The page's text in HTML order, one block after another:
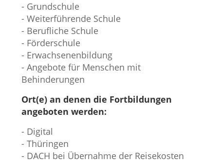
- Grundschule
- Weiterführende Schule
- Berufliche Schule
- Förderschule
- Erwachsenenbildung
- Angebote für Menschen mit
Behinderungen
Ort(e) an denen die Fortbildungen
angeboten werden:
- Digital
- Thüringen
- DACH bei Übernahme der Reisekosten